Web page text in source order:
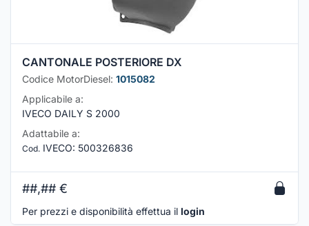
CANTONALE POSTERIORE DX
Codice MotorDiesel: 1015082
Applicabile a:
IVECO DAILY S 2000
Adattabile a:
Cod. IVECO: 500326836
##,## €
Per prezzi e disponibilità effettua il login